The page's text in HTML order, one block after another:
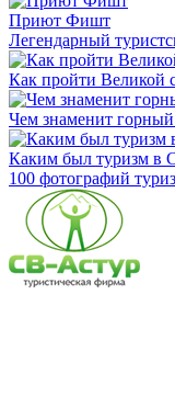
Приют Фишт
Легендарный
Как пройти Великой
Чем знаменит
Каким был туризм в
100 фотографий